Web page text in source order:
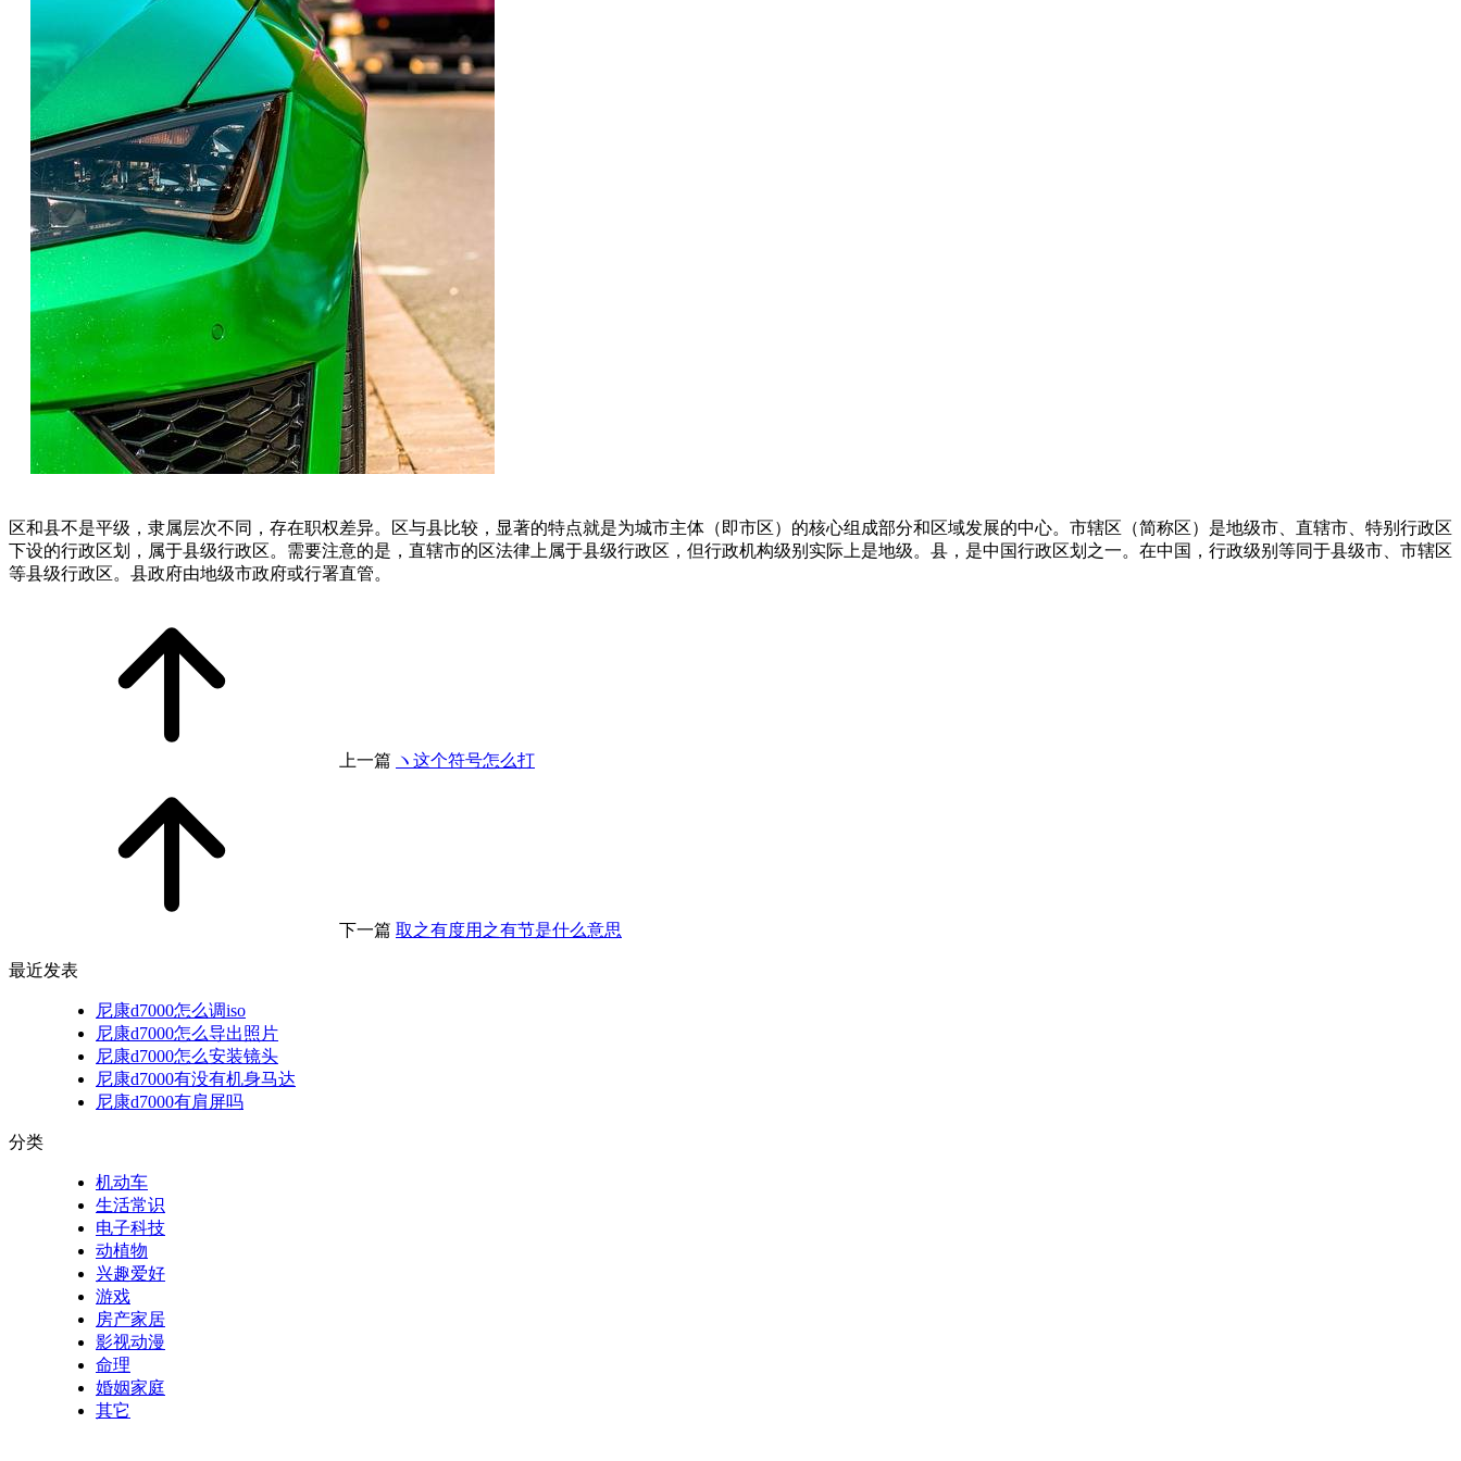
区和县不是平级，隶属层次不同，存在职权差异。区与县比较，显著的特点就是为城市主体（即市区）的核心组成部分和区域发展的中心。市辖区（简称区）是地级市、直辖市、特别行政区
下设的行政区划，属于县级行政区。需要注意的是，直辖市的区法律上属于县级行政区，但行政机构级别实际上是地级。县，是中国行政区划之一。在中国，行政级别等同于县级市、市辖区
等县级行政区。县政府由地级市政府或行署直管。
上一篇 ヽ这个符号怎么打
下一篇 取之有度用之有节是什么意思
最近发表
尼康d7000怎么调iso
尼康d7000怎么导出照片
尼康d7000怎么安装镜头
尼康d7000有没有机身马达
尼康d7000有肩屏吗
分类
机动车
生活常识
电子科技
动植物
兴趣爱好
游戏
房产家居
影视动漫
命理
婚姻家庭
其它